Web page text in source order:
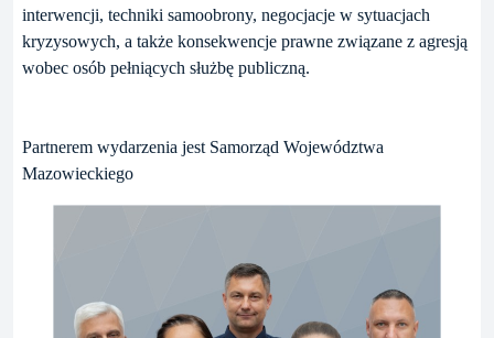
interwencji, techniki samoobrony, negocjacje w sytuacjach
kryzysowych, a także konsekwencje prawne związane z agresją
wobec osób pełniących służbę publiczną.
Partnerem wydarzenia jest Samorząd Województwa
Mazowieckiego